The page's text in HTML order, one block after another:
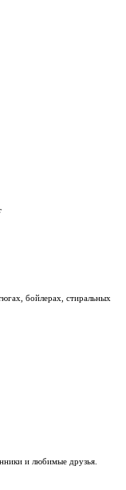
бойлерах, стиральных
и любимые друзья.